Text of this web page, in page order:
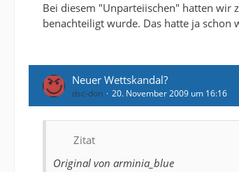
Bei diesem "Unparteiischen" hatten wir
benachteiligt wurde. Das hatte ja schon
Neuer Wettskandal?
dsc-don 20. November 2009 um 16:16
Zitat
Original von arminia_blue